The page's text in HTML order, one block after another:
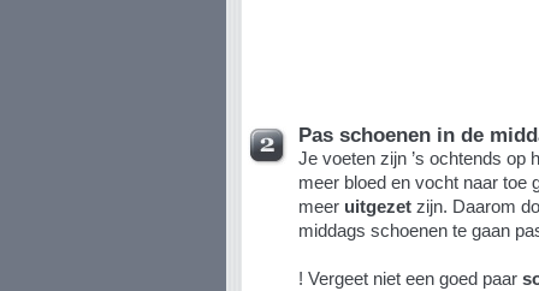
Pas schoenen in de
Je voeten zijn ’s ochtends op
meer bloed en vocht naar toe
meer uitgezet zijn. Daarom
middags schoenen te gaan
! Vergeet niet een goed paar